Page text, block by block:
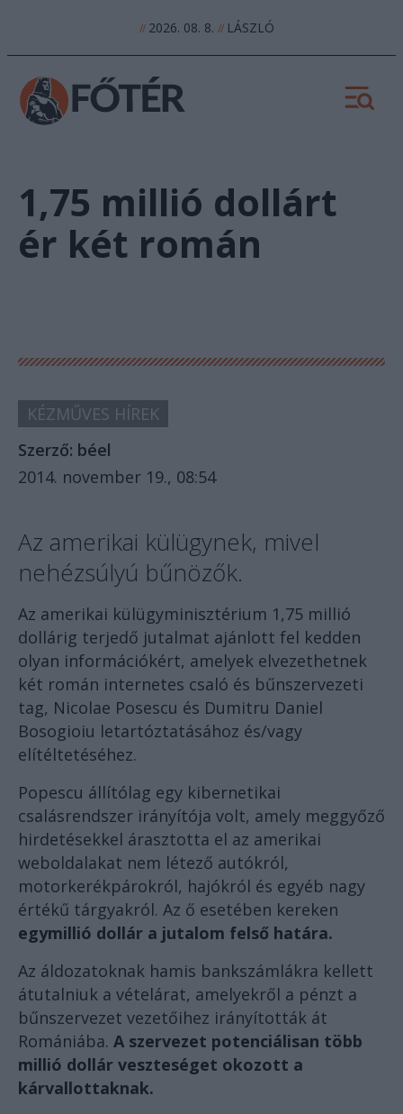
//2026. 08. 8. //LÁSZLÓ
1,75 millió dollárt
ér két román
KÉZMŰVES HÍREK
Szerző: béel
2014. november 19., 08:54
Az amerikai külügynek, mivel
nehézsúlyú bűnözők.
Az amerikai külügyminisztérium 1,75 millió
dollárig terjedő jutalmat ajánlott fel kedden
olyan információkért, amelyek elvezethetnek
két román internetes csaló és bűnszervezeti
tag, Nicolae Posescu és Dumitru Daniel
Bosogioiu letartóztatásához és/vagy
elítéltetéséhez.
Popescu állítólag egy kibernetikai
csalásrendszer irányítója volt, amely meggyőző
hirdetésekkel árasztotta el az amerikai
weboldalakat nem létező autókról,
motorkerékpárokról, hajókról és egyéb nagy
értékű tárgyakról. Az ő esetében kereken
egymillió dollár a jutalom felső határa.
Az áldozatoknak hamis bankszámlákra kellett
átutalniuk a vételárat, amelyekről a pénzt a
bűnszervezet vezetőihez irányították át
Romániába. A szervezet potenciálisan több
millió dollár veszteséget okozott a
kárvallottaknak.